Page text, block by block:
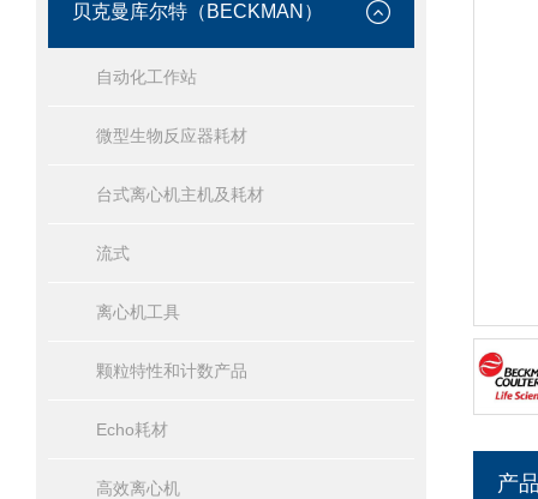
贝克曼库尔特（BECKMAN）
自动化工作站
微型生物反应器耗材
台式离心机主机及耗材
流式
离心机工具
颗粒特性和计数产品
Echo耗材
高效离心机 产